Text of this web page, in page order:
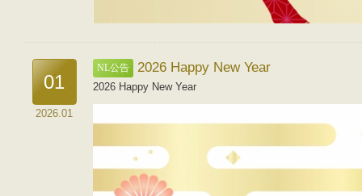
01
2026.01
NL公告 2026 Happy New Year
2026 Happy New Year